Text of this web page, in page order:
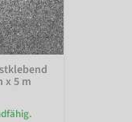
x 5 m